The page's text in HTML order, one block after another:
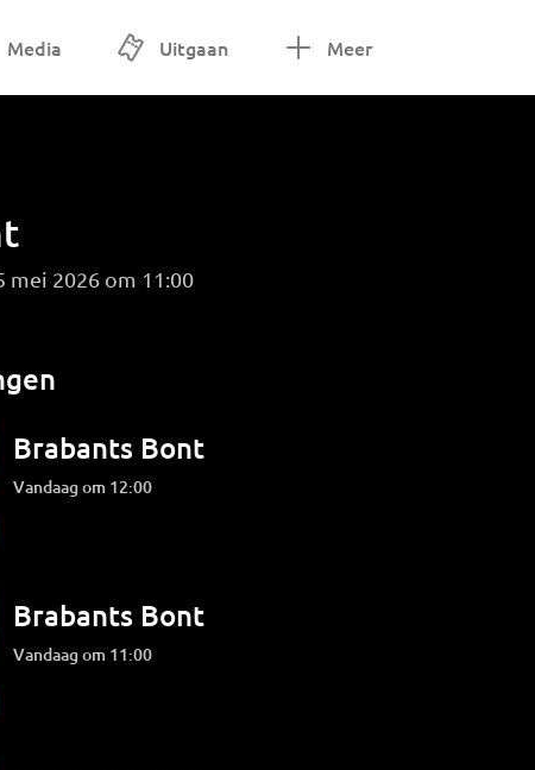
Media Uitgaan Meer
mei 2026 om 11:00
Brabants Bont
Vandaag om 12:00
Brabants Bont
Vandaag om 11:00